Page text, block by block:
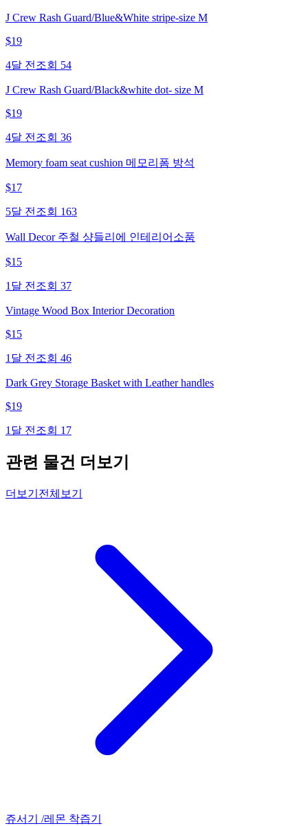
J Crew Rash Guard/Blue&White stripe-size M
$19
4달 전 조회 54
J Crew Rash Guard/Black&white dot- size M
$19
4달 전 조회 36
Memory foam seat cushion 메모리폼 방석
$17
5달 전 조회 163
Wall Decor 주철 샹들리에 인테리어소품
$15
1달 전 조회 37
Vintage Wood Box Interior Decoration
$15
1달 전 조회 46
Dark Grey Storage Basket with Leather handles
$19
1달 전 조회 17
관련 물건 더보기
더보기 전체보기
쥬서기 /레몬 착즙기